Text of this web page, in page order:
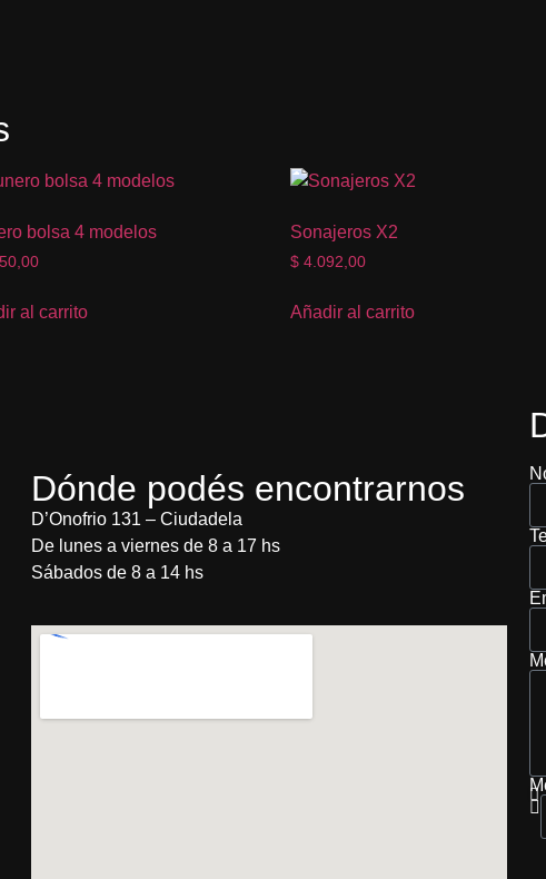
bolsa 4 modelos
al carrito
Sonajeros X2
$ 4.092,00
Añadir al carrito
Dónde podés encontrarnos
D’Onofrio 131 – Ciudadela
De lunes a viernes de 8 a 17 hs
Sábados de 8 a 14 hs